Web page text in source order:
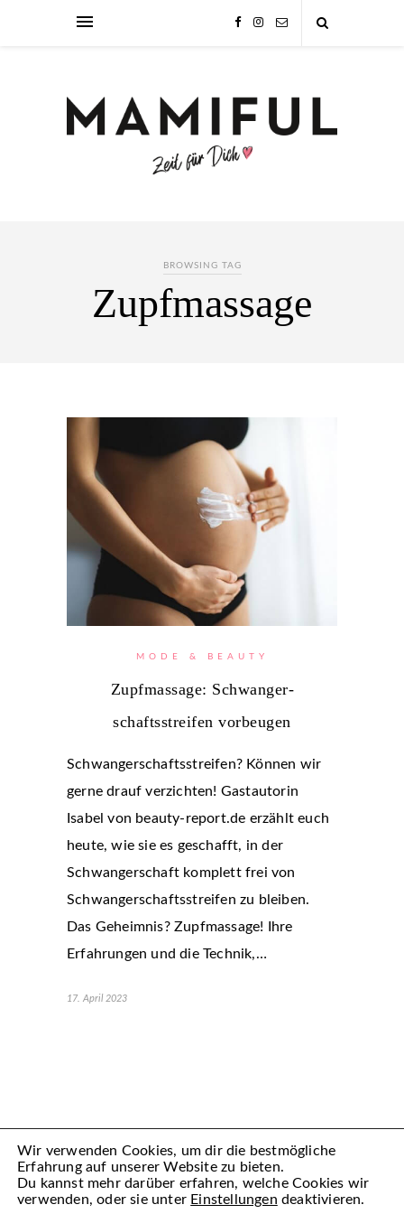
BROWSING TAG
Zupfmassage
MODE & BEAUTY
Zupfmassage: Schwanger­
schaftsstreifen vorbeugen
Schwangerschaftsstreifen? Können wir
gerne drauf verzichten! Gastautorin
Isabel von beauty-report.de erzählt euch
heute, wie sie es geschafft, in der
Schwangerschaft komplett frei von
Schwangerschaftsstreifen zu bleiben.
Das Geheimnis? Zupfmassage! Ihre
Erfahrungen und die Technik,…
17. April 2023
Wir verwenden Cookies, um dir die bestmögliche
Erfahrung auf unserer Website zu bieten.
Du kannst mehr darüber erfahren, welche Cookies wir
verwenden, oder sie unter Einstellungen deaktivieren.